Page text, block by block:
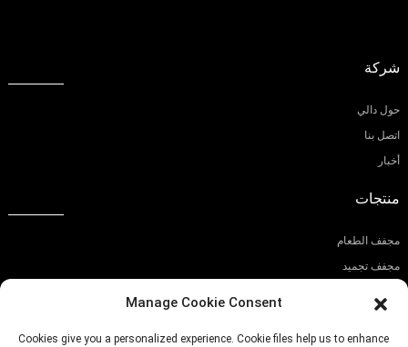
شركة
حول دالي
اتصل بنا
أخبار
منتجات
مجفف الطعام
مجفف تجميد
اشترك في نشرتنا الإخبارية
Manage Cookie Consent
Cookies give you a personalized experience. Cookie files help us to enhance